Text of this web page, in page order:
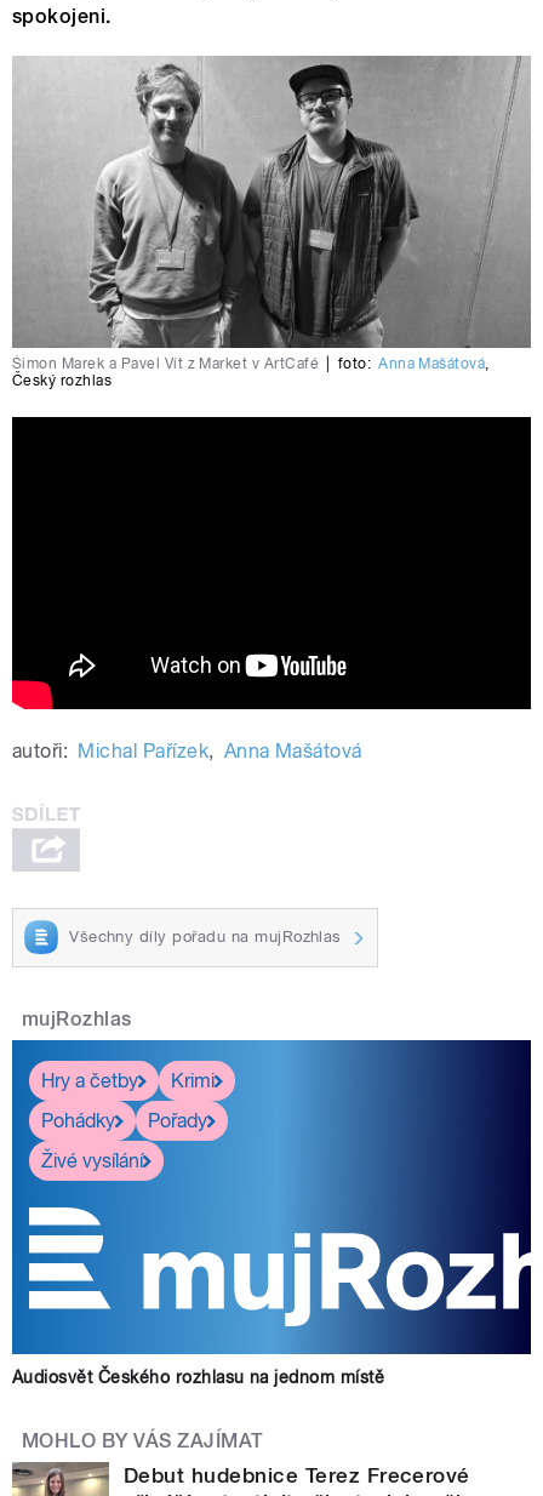
spokojeni.
Šimon Marek a Pavel Vít z Market v ArtCafé foto: Anna Mašátová,
Český rozhlas
autoři: Michal Pařízek, Anna Mašátová
Všechny díly pořadu na mujRozhlas
mujRozhlas
Hry a četby
Krimi
Pohádky
Pořady
Živé vysílání
Audiosvět Českého rozhlasu na jednom místě
MOHLO BY VÁS ZAJÍMAT
Debut hudebnice Terez Frecerové